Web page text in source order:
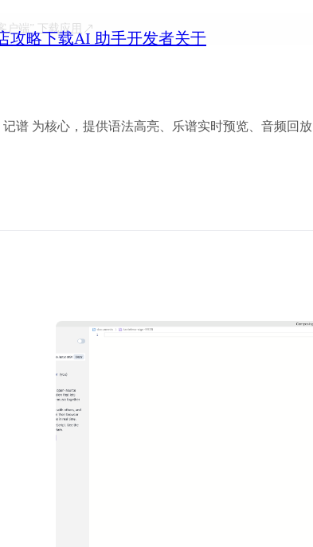
攻略下载AI 助手开发者关于
户端”下载应用
谱 为核心，提供语法高亮、乐谱实时预览、音频回放